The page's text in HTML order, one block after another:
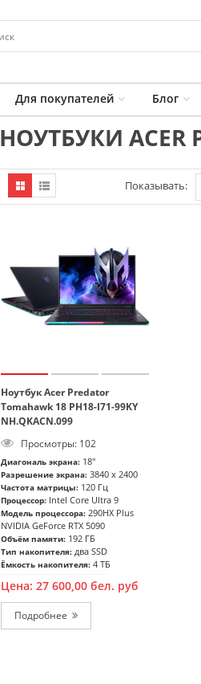
Для покупателей Блог
НОУТБУКИ ACER
Показывать:
Ноутбук Acer Predator
Tomahawk 18 PH18-I71-99KY
NH.QKACN.099
Просмотры: 102
Диагональ экрана: 18"
Разрешение экрана: 3840 x 2400
Частота матрицы: 120 Гц
Процессор: Intel Core Ultra 9
Модель процессора: 290HX Plus
NVIDIA GeForce RTX 5090
Объём памяти: 192 ГБ
Тип накопителя: два SSD
Ёмкость накопителя: 4 ТБ
Цена: 27 600,00 бел. руб
Подробнее